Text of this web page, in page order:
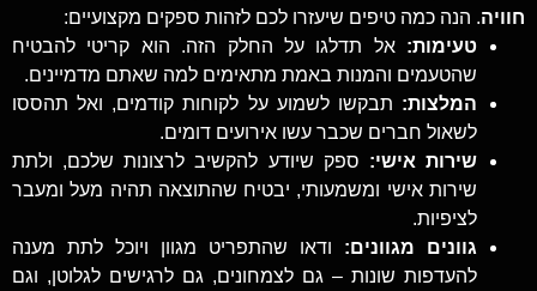
חוויה. הנה כמה טיפים שיעזרו לכם לזהות ספקים מקצועיים:
טעימות: אל תדלגו על החלק הזה. הוא קריטי להבטיח
שהטעמים והמנות באמת מתאימים למה שאתם מדמיינים.
המלצות: תבקשו לשמוע על לקוחות קודמים, ואל תהססו
לשאול חברים שכבר עשו אירועים דומים.
שירות אישי: ספק שיודע להקשיב לרצונות שלכם, ולתת
שירות אישי ומשמעותי, יבטיח שהתוצאה תהיה מעל ומעבר
לציפיות.
גוונים מגוונים: ודאו שהתפריט מגוון ויוכל לתת מענה
להעדפות שונות – גם לצמחונים, גם לרגישים לגלוטן, וגם